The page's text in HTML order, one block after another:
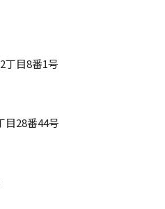
丁目8番1号
目28番44号